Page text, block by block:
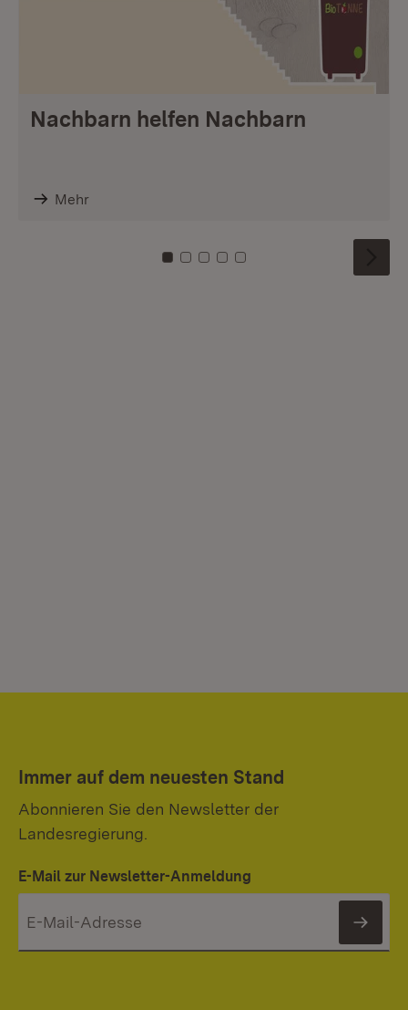
Nachbarn helfen Nachbarn
Mehr
Zu Kachel: 0
Zu Kachel: 1
Zu Kachel: 2
Zu Kachel: 3
Zu Kachel: 4
Immer auf dem neuesten Stand
Abonnieren Sie den Newsletter der
Landesregierung.
E-Mail zur Newsletter-Anmeldung